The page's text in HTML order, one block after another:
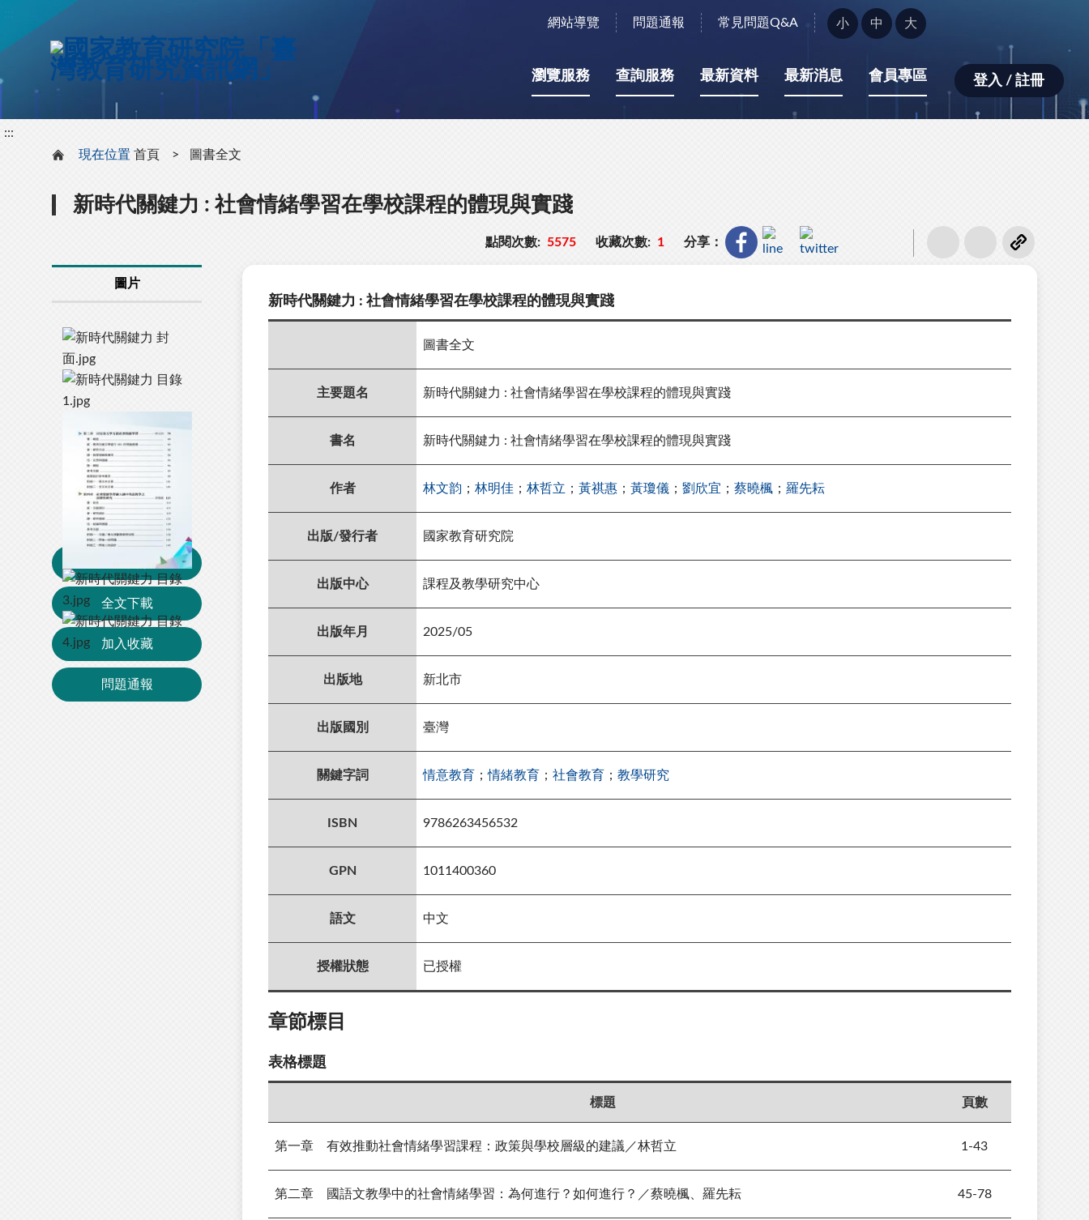
網站導覽 問題通報 常見問題Q&A
字
型
小：
小 中 大
瀏覽服務 查詢服務 最新資料 最新消息 會員專區 登入 / 註冊
:::
現在位置 首頁 圖書全文
新時代關鍵力 : 社會情緒學習在學校課程的體現與實踐
點閱次數: 5575 收藏次數: 1 分享：
圖片
全文下載
加入收藏
問題通報
新時代關鍵力 : 社會情緒學習在學校課程的體現與實踐
圖書全文
主要題名 新時代關鍵力 : 社會情緒學習在學校課程的體現與實踐
書名 新時代關鍵力 : 社會情緒學習在學校課程的體現與實踐
作者 林文韵 ； 林明佳 ； 林哲立 ； 黃祺惠 ； 黃瓊儀 ； 劉欣宜 ； 蔡曉楓 ； 羅先耘
出版/發行者 國家教育研究院
出版中心 課程及教學研究中心
出版年月 2025/05
出版地 新北市
出版國別 臺灣
關鍵字詞 情意教育 ；情緒教育 ； 社會教育 ； 教學研究
ISBN 9786263456532
GPN 1011400360
語文 中文
授權狀態 已授權
章節標目
表格標題
標題 頁數
第一章 有效推動社會情緒學習課程：政策與學校層級的建議／林哲立 1-43
第二章 國語文教學中的社會情緒學習：為何進行？如何進行？／蔡曉楓、羅先耘 45-78
:::